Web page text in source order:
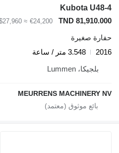
Kubota U48-4
TND 81,910.000
€24,200
≈ $27,960
حفارة صغيرة
2016
3.548 متر / ساعة
بلجيكا، Lummen
MEURRENS MACHINERY NV